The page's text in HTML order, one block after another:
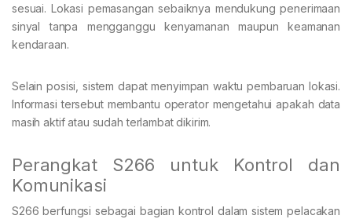
sesuai. Lokasi pemasangan sebaiknya mendukung penerimaan
sinyal tanpa mengganggu kenyamanan maupun keamanan
kendaraan.
Selain posisi, sistem dapat menyimpan waktu pembaruan lokasi.
Informasi tersebut membantu operator mengetahui apakah data
masih aktif atau sudah terlambat dikirim.
Perangkat S266 untuk Kontrol dan
Komunikasi
S266 berfungsi sebagai bagian kontrol dalam sistem pelacakan